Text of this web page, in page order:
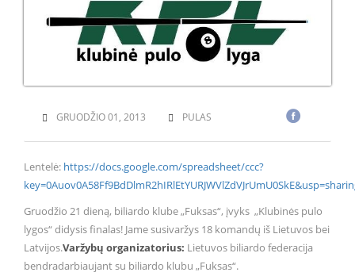
GRUODŽIO 01, 2013 PULAS
Lentelė: https://docs.google.com/spreadsheet/ccc?
Gruodžio 21 dieną, biliardo klube „Fuksas“, įvyks „Klubinės pulo
lygos“ didysis finalas! Jame susivaržys 18 komandų iš Lietuvos bei
Latvijos.Varžybų organizatorius: Lietuvos biliardo federacija
bendradarbiaujant su biliardo klubu „Fuksas“.